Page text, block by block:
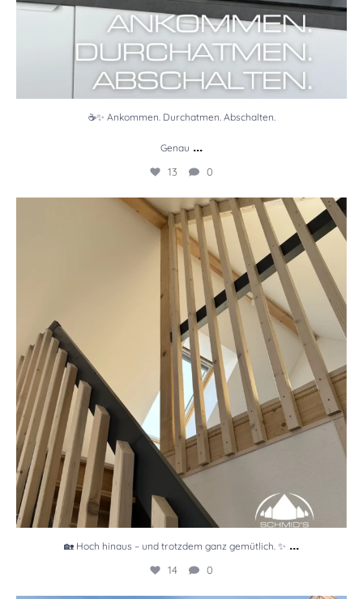
☕✨ Ankommen. Durchatmen. Abschalten.
Genau ...
13 0
🏡 Hoch hinaus – und trotzdem ganz gemütlich. ✨
14 0
🏡 Hoch hinaus – und trotzdem ganz gemütlich. ✨ ...
14 0